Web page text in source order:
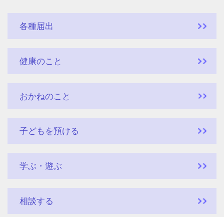
各種届出
健康のこと
おかねのこと
子どもを預ける
学ぶ・遊ぶ
相談する